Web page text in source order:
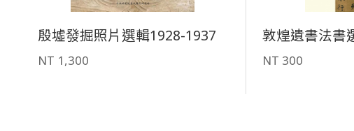
殷墟發掘照片選輯1928-1937
NT 1,300
敦煌遺書法書
NT 300